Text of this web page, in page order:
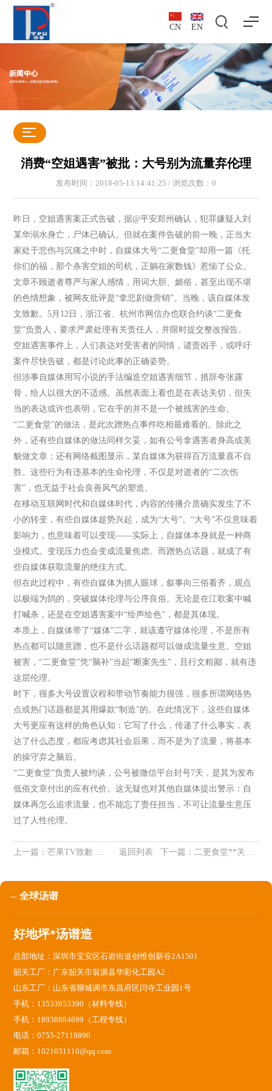
CN EN
消费“空姐遇害”被批：大号别为流量弃伦理
发布时间：2018-05-13 14:41:25 / 浏览次数： 0
昨日，空姐遇害案正式告破，据@平安郑州确认，犯罪嫌疑人刘
某华溺水身亡，尸体已确认。但就在案件告破的前一晚，正当大
家处于悲伤与沉痛之中时，自媒体大号“二更食堂”却用一篇《托
你们的福，那个杀害空姐的司机，正躺在家数钱》惹恼了公众。
文章不顾逝者尊严与家人感情，用词大胆、媚俗，甚至出现不堪
的色情想象，被网友批评是“拿悲剧做营销”。当晚，该自媒体发
文致歉。5月12日，浙江省、杭州市网信办也联合约谈“二更食
堂”负责人，要求严肃处理有关责任人，并限时提交整改报告。
空姐遇害事件上，人们表达对受害者的同情，谴责凶手，或呼吁
案件尽快告破，都是讨论此事的正确姿势。
但涉事自媒体用写小说的手法编造空姐遇害细节，措辞夸张露
骨，给人以很大的不适感。虽然表面上看也是在表达关切，但失
当的表达或许也表明，它在乎的并不是一个被残害的生命。
“二更食堂”的做法，是此次蹭热点事件吃相最难看的。除此之
外，还有些自媒体的做法同样欠妥，如有公号拿遇害者身高或美
貌做文章；还有网络截图显示，某自媒体为获得百万流量喜不自
胜。这些行为有违基本的生命伦理，不仅是对逝者的“二次伤
害”，也无益于社会良善风气的塑造。
在移动互联网时代和自媒体时代，内容的传播介质确实发生了不
小的转变，有些自媒体趁势兴起，成为“大号”。“大号”不仅意味着
影响力，也意味着可以变现——实际上，自媒体本身就是一种商
业模式。变现压力也会变成流量焦虑。而蹭热点话题，就成了有
些自媒体获取流量的绝佳方式。
但在此过程中，有些自媒体为抓人眼球，叙事向三俗看齐，观点
以极端为鹄的，突破媒体伦理与公序良俗。无论是在江歌案中喊
打喊杀，还是在空姐遇害案中“绘声绘色”，都是其体现。
本质上，自媒体带了“媒体”二字，就该遵守媒体伦理，不是所有
热点都可以随意蹭，也不是什么话题都可以做成流量生意。空姐
被害，“二更食堂”凭“脑补”当起“断案先生”，且行文粗鄙，就有违
这层伦理。
时下，很多大号设置议程和带动节奏能力很强，很多所谓网络热
点或热门话题都是其用爆款“制造”的。在此情况下，这些自媒体
大号更应有这样的角色认知：它写了什么，传递了什么事实，表
达了什么态度，都应考虑其社会后果，而不是为了流量，将基本
的操守弃之脑后。
“二更食堂”负责人被约谈，公号被微信平台封号7天，是其为发布
低俗文章付出的应有代价。这无疑也对其他自媒体提出警示：自
媒体再怎么追求流量，也不能忘了责任担当，不可让流量生意压
过了人性伦理。
上一篇：芒果TV致歉 疑似将国外艺人照片P成“遗照” 引发众怒 返回列表 下一篇：二更食堂**关闭是怎么回事？创始人为什么要道歉？
全球汤谱
好地坪*汤谱造
总部地址：深圳市宝安区石岩街道创维创新谷2A1501
韶关工厂：广东韶关市翁源县华彩化工园A2
山东工厂：山东省聊城调市东昌府区闫寺工业园1号
手机：13533953390（材料专线）
手机：18938884699（工程专线）
电话：0755-27119890
邮箱：1021031110@qq.com